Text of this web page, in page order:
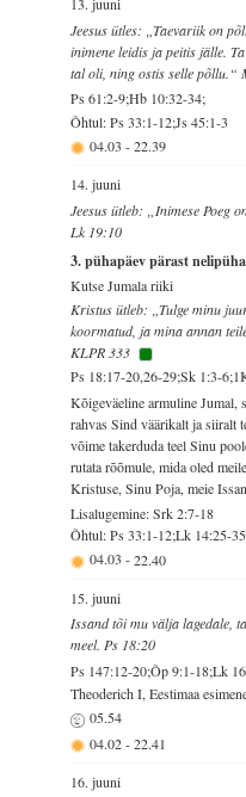
13. juuni
Jeesus ütles: „Taevariik on
inimene leidis ja peitis jälle.
tal oli, ning ostis selle põllu.“
Ps 61:2-9;Hb 10:32-34;
Õhtul: Ps 33:1-12;Js 45:1-3
04.03 -22.39
14. juuni
Jeesus ütleb: „Inimese Poeg
Lk 19:10
3. pühapäev pärast nelipüha
Kutse Jumala riiki
Kristus ütleb: „Tulge minu
koormatud, ja mina annan
KLPR 333
Ps 18:17-20,26-29;Sk 1:3-
Kõigeväeline armuline Jumal,
rahvas Sind väärikalt ja siiralt
võime takerduda teel Sinu
rutata rõõmule, mida oled
Kristuse, Sinu Poja, meie
Lisalugemine: Srk 2:7-18
Õhtul: Ps 33:1-12;Lk 14:25-
04.03 -22.40
15. juuni
Issand tõi mu välja lagedale,
meel. Ps 18:20
Ps 147:12-20;Õp 9:1-18;Lk
Theoderich I, Eestimaa
05.54
04.02-22.41
16. juuni